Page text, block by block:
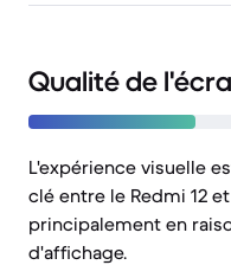
Qualité de
L'expérience visuelle
clé entre le Redmi 12
principalement en
d'affichage.